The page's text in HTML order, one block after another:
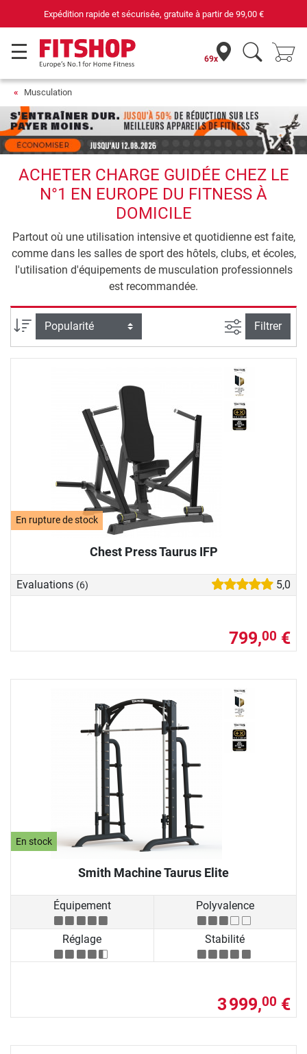
69 magasins avec 75 techniciens
69x
Musculation
ACHETER CHARGE GUIDÉE CHEZ LE
N°1 EN EUROPE DU FITNESS À
DOMICILE
Partout où une utilisation intensive et quotidienne est faite,
comme dans les salles de sport des hôtels, clubs, et écoles,
l'utilisation d'équipements de musculation professionnels
est recommandée.
Trier par Filtrer la
Filtrer
En rupture de stock
Chest Press Taurus IFP
Evaluations (6) 5,0
799,00 €
En stock
Smith Machine Taurus Elite
Équipement Polyvalence
Réglage Stabilité
3 999,00 €